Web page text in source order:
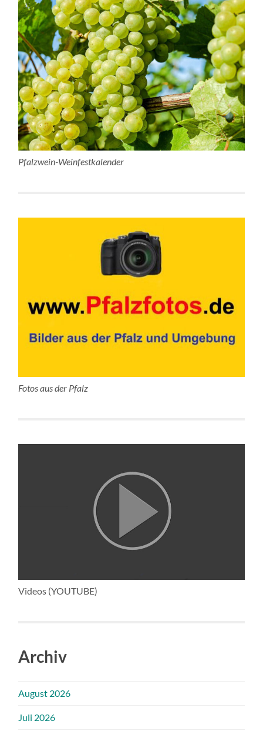
Pfalzwein-Weinfestkalender
Fotos aus der Pfalz
Videos (YOUTUBE)
Archiv
August 2026
Juli 2026